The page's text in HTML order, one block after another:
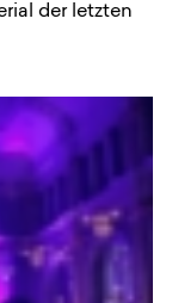
der letzten